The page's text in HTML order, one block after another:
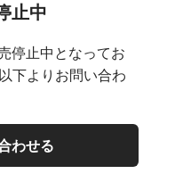
止中
停止中となってお
下よりお問い合わ
わせる